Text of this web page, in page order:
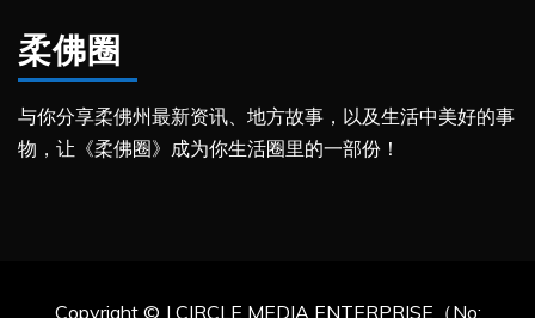
柔佛圈
与你分享柔佛州最新资讯、地方故事，以及生活中美好的事
物，让《柔佛圈》成为你生活圈里的一部份！
Copyright © J CIRCLE MEDIA ENTERPRISE（No: